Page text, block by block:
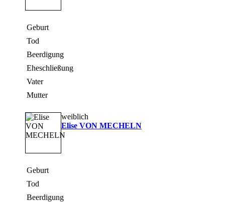
Geburt
Tod
Beerdigung
Eheschließung
Vater
Mutter
weiblich
Elise VON MECHELN
Geburt
Tod
Beerdigung